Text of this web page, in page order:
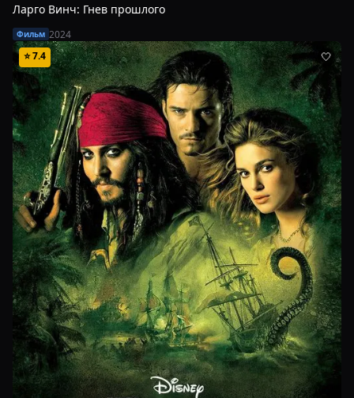
Ларго Винч: Гнев прошлого
Фильм 2024
⭐7.4 🤍